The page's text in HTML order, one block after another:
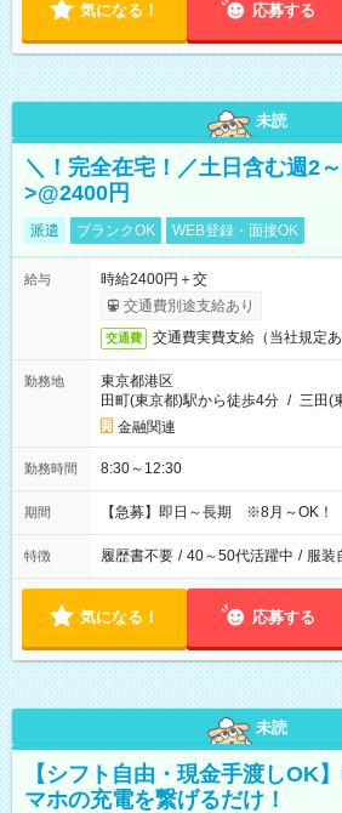
気になる！ 応募する
未読
＼！完全在宅！／土日含む週2
>@2400円
派遣 ブランクOK WEB登録・面接OK
給与
時給2400円＋交
交通費別途支給あり
交通費 交通費実費支給（当社規定あ
勤務地
東京都港区
田町(東京都)駅から徒歩4分 / 三田(
金融関連
勤務時間 8:30～12:30
期間 【急募】即日～長期 ※8月～OK！
特徴 履歴書不要 / 40～50代活躍中 / 服装
気になる！ 応募する
未読
【シフト自由・現金手渡しOK
マホの充電を繋げるだけ！